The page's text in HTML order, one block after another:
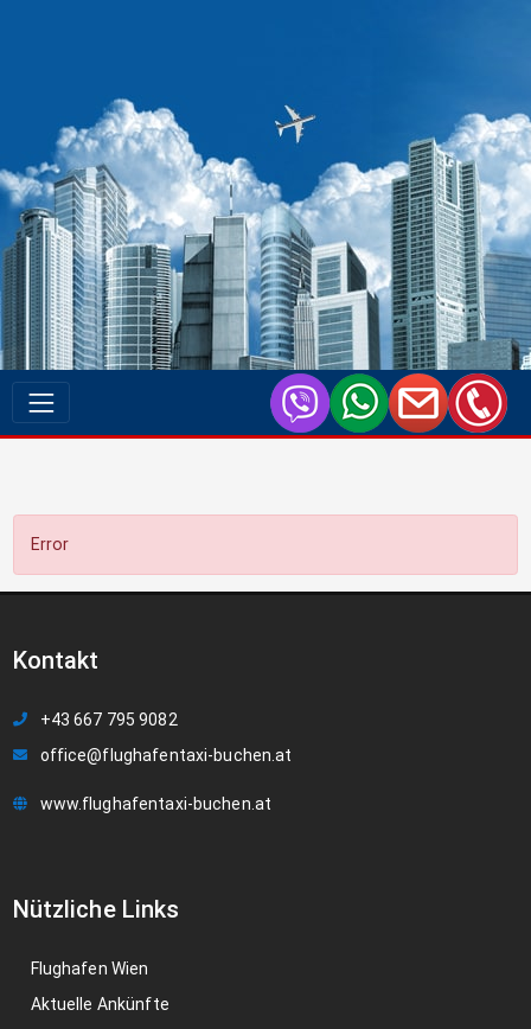
Error
Kontakt
+43 667 795 9082
office@flughafentaxi-buchen.at
www.flughafentaxi-buchen.at
Nützliche Links
Flughafen Wien
Aktuelle Ankünfte